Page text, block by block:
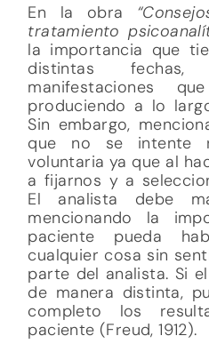
En la obra
tratamiento
la importancia que
distintas fechas,
manifestaciones
produciendo a lo
Sin embargo,
que no se intente
voluntaria ya que al
a fijarnos y a
El analista debe
mencionando la
paciente pueda
cualquier cosa sin
parte del analista. Si
de manera distinta,
completo los
paciente (Freud, 1912).